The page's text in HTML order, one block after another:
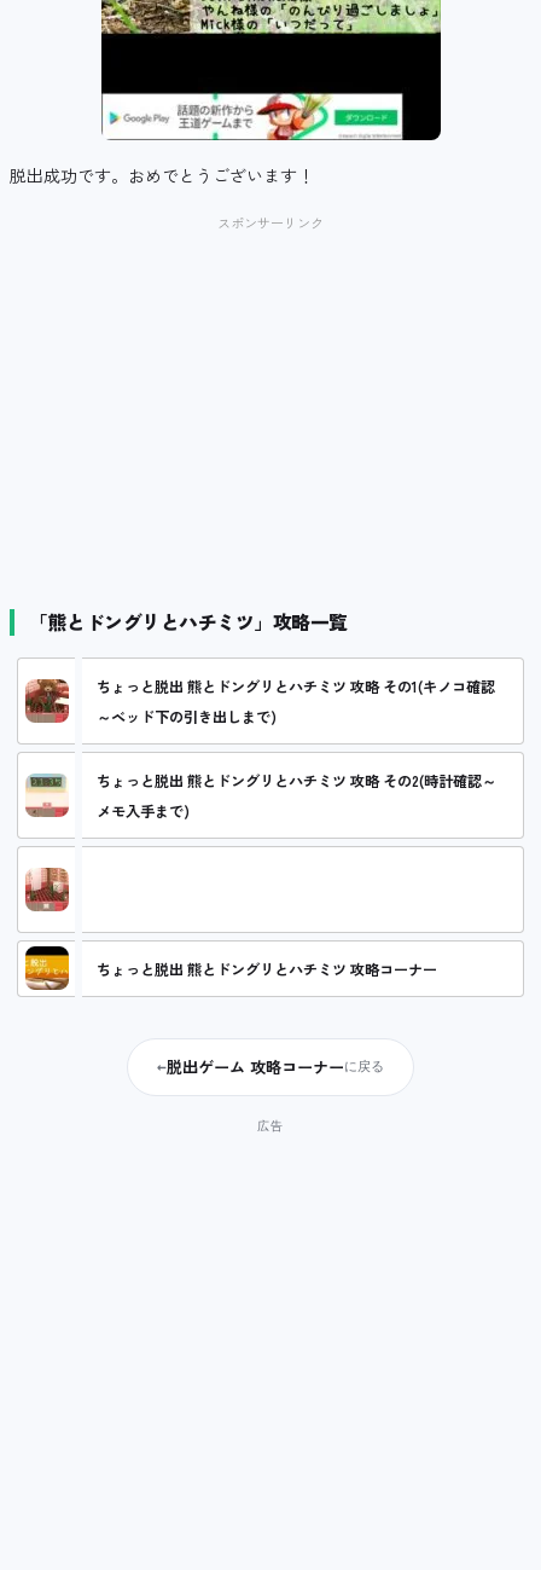
脱出成功です。おめでとうございます！
スポンサーリンク
「熊とドングリとハチミツ」攻略一覧
ちょっと脱出 熊とドングリとハチミツ 攻略 その1(キノコ確認
～ベッド下の引き出しまで)
ちょっと脱出 熊とドングリとハチミツ 攻略 その2(時計確認～
メモ入手まで)
ちょっと脱出 熊とドングリとハチミツ 攻略コーナー
←脱出ゲーム 攻略コーナーに戻る